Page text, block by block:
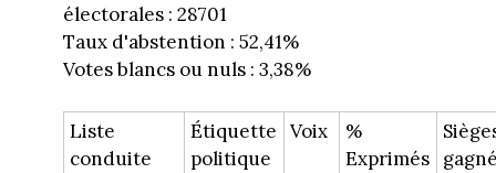
électorales : 28701
Taux d'abstention : 52,41%
Votes blancs ou nuls : 3,38%
Liste
conduite
Étiquette
politique
Voix
%
Exprimés